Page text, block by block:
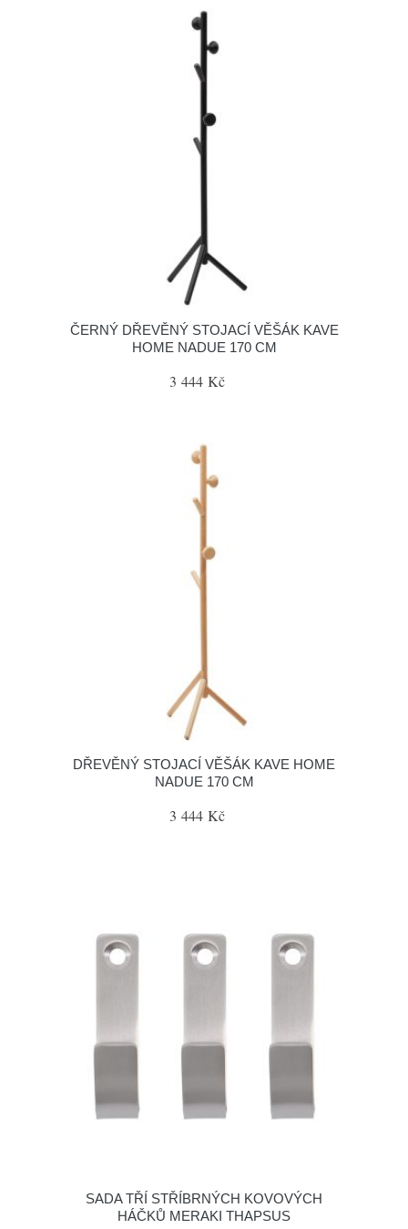
ČERNÝ DŘEVĚNÝ STOJACÍ VĚŠÁK KAVE
HOME NADUE 170 CM
3 444 Kč
DŘEVĚNÝ STOJACÍ VĚŠÁK KAVE HOME
NADUE 170 CM
3 444 Kč
SADA TŘÍ STŘÍBRNÝCH KOVOVÝCH
HÁČKŮ MERAKI THAPSUS